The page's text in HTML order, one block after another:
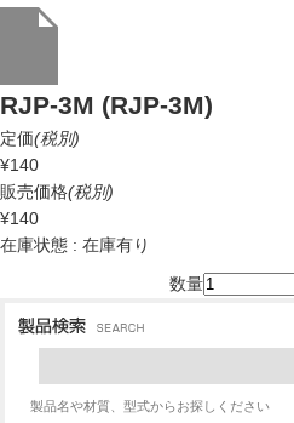
RJP-3M (RJP-3M)
定価(税別)
¥140
販売価格(税別)
¥140
在庫状態 : 在庫有り
数量
製品名や材質、型式からお探しください